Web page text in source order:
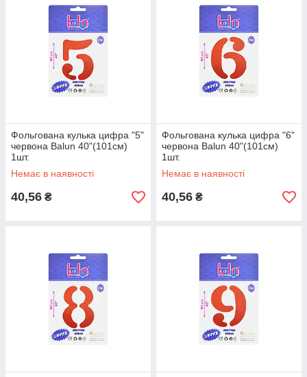
Фольгована кулька цифра "5"
червона Balun 40"(101см)
1шт.
Немає в наявності
40,56 ₴
Фольгована кулька цифра "6"
червона Balun 40"(101см)
1шт.
Немає в наявності
40,56 ₴